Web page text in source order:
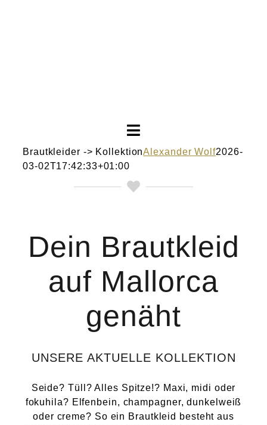
Toggle
Navigation
Über Anne
Atelier
Final Touch Service
Blog
Brautkleider -> KollektionAlexander Wolf2026-
03-02T17:42:33+01:00
Dein Brautkleid
auf Mallorca
genäht
UNSERE AKTUELLE KOLLEKTION
Seide? Tüll? Alles Spitze!? Maxi, midi oder
fokuhila? Elfenbein, champagner, dunkelweiß
oder creme? So ein Brautkleid besteht aus